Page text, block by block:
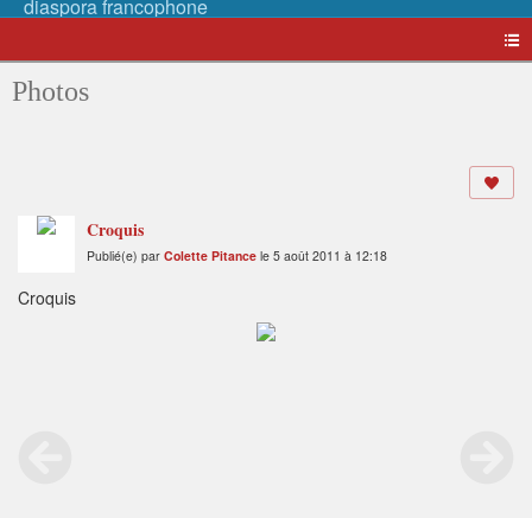
Photos
Croquis
Publié(e) par Colette Pitance le 5 août 2011 à 12:18
Croquis